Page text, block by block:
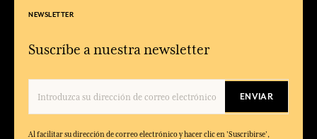
NEWSLETTER
Suscríbe a nuestra newsletter
ENVIAR
Al facilitar su dirección de correo electrónico y hacer clic en 'Suscribirse',